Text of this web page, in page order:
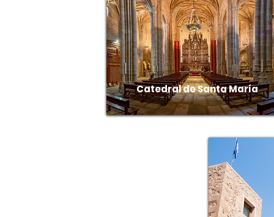
Catedral de Santa María